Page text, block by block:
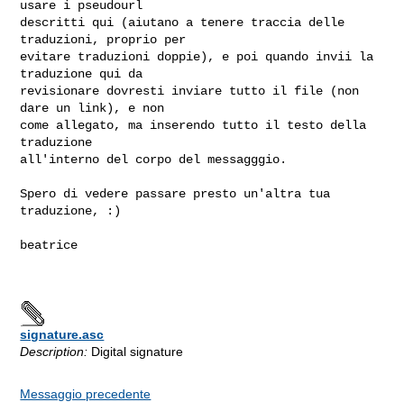
usare i pseudourl
descritti qui (aiutano a tenere traccia delle
traduzioni, proprio per
evitare traduzioni doppie), e poi quando invii la
traduzione qui da
revisionare dovresti inviare tutto il file (non
dare un link), e non
come allegato, ma inserendo tutto il testo della
traduzione
all'interno del corpo del messagggio.
Spero di vedere passare presto un'altra tua
traduzione, :)
beatrice
signature.asc
Description: Digital signature
Messaggio precedente